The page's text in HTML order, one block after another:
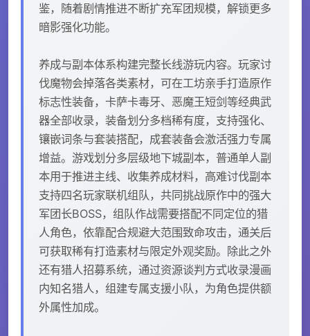
鉴，随着剧情推进不断扩充军团规模，解锁更多
暗影强化功能。
养成与副本体系构建完整长线游玩内容。玩家讨
伐魔物会掉落各类素材，可在工坊亲手打造原作
标志性装备，卡萨卡毒牙、恶魔王短剑等经典武
器全部收录，装备划分多档稀有度，支持强化、
镶嵌词条与套装搭配，成套装备会激活强力专属
增益。游戏划分多层级地下城副本，普通单人副
本用于推进主线、收集养成材料，高难讨伐副本
支持四名玩家联机组队，共同挑战原作中的强大
军团长BOSS，组队作战需要搭配不同定位的猎
人角色，依靠配合规避大范围致命攻击，通关后
可获取稀有打造素材与限定外观奖励。除此之外
还有猎人招募系统，通过资源谈判方式收录漫画
内知名猎人，组建专属支援小队，为角色提供额
外属性加成。